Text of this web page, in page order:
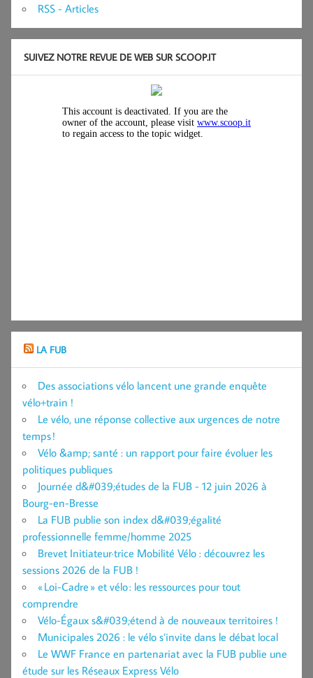
RSS - Articles
SUIVEZ NOTRE REVUE DE WEB SUR SCOOP.IT
LA FUB
Des associations vélo lancent une grande enquête
vélo+train !
Le vélo, une réponse collective aux urgences de notre
temps !
Vélo &amp; santé : un rapport pour faire évoluer les
politiques publiques
Journée d&#039;études de la FUB - 12 juin 2026 à
Bourg-en-Bresse
La FUB publie son index d&#039;égalité
professionnelle femme/homme 2025
Brevet Initiateur·trice Mobilité Vélo : découvrez les
sessions 2026 de la FUB !
« Loi-Cadre » et vélo : les ressources pour tout
comprendre
Vélo-Égaux s&#039;étend à de nouveaux territoires !
Municipales 2026 : le vélo s’invite dans le débat local
Le WWF France en partenariat avec la FUB publie une
étude sur les Réseaux Express Vélo